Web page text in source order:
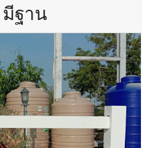
ฐาน